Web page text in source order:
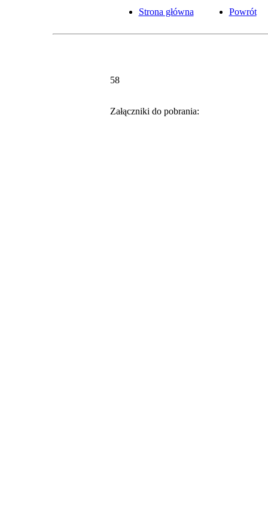
Strona główna Powrót
58
Załączniki do pobrania: